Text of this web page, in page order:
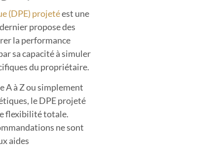
(DPE) projetéest une
propose des
la performance
sa capacité à simuler
du propriétaire.
A à Z ou simplement
le DPE projeté
flexibilité totale.
ne sont
aides